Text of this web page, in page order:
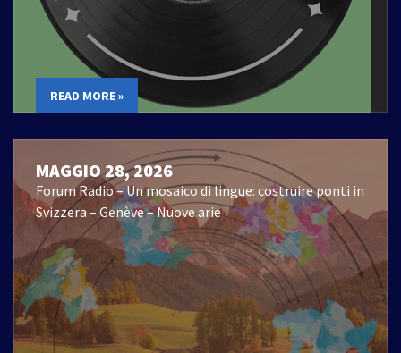
READ MORE »
MAGGIO 28, 2026
Forum Radio – Un mosaico di lingue: costruire ponti in
Svizzera – Genève – Nuove arie